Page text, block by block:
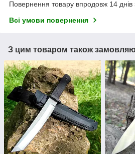
Повернення товару впродовж 14 днів
Всі умови повернення
З цим товаром також